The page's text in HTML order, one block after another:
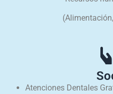
Atenciones Dentales